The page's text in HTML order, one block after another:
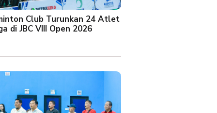
Club Turunkan 24 Atlet
di JBC VIII Open 2026